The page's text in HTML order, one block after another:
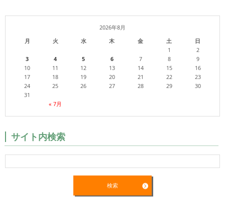
2026年8月
月
火 水 木 金 土 日
« 7月
1
2
3
4 5 6 7 8
9
10
11 12 13 14 15
16
17
18 19 20 21 22
23
24
25 26 27 28 29
30
31
サイト内検索